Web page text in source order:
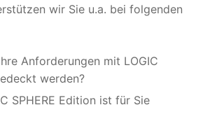
wir Sie u.a. bei folgenden
Anforderungen mit LOGIC
werden?
SPHERE Edition ist für Sie